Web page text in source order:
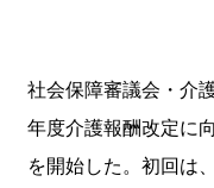
社会保障審議会・介
年度介護報酬改定に
を開始した。初回は